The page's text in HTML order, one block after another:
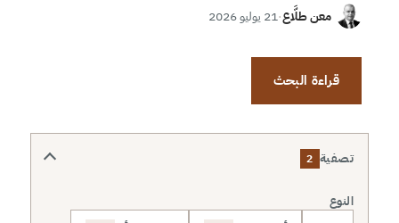
معن طلَّاع·21 يوليو 2026
قراءة البحث
تصفية 2
النوع